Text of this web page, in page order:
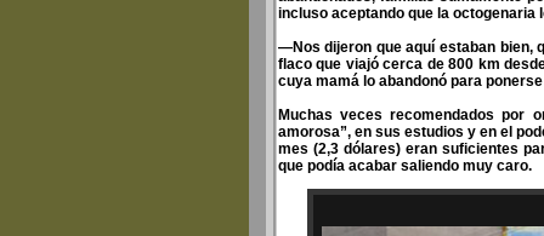
incluso aceptando que la octogenaria
—Nos dijeron que aquí estaban bien,
flaco que viajó cerca de 800 km
cuya mamá lo abandonó para
Muchas veces recomendados por
amorosa”, en sus estudios y en el
mes (2,3 dólares) eran suficientes
que podía acabar saliendo muy caro.